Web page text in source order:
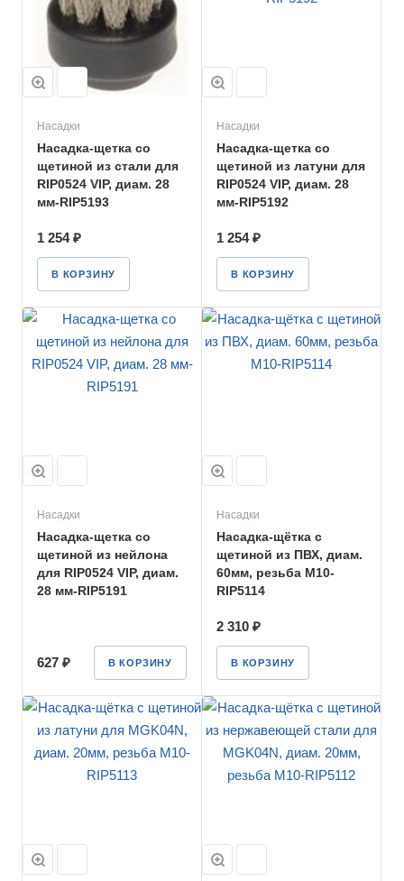
Насадки
Насадка-щетка со
щетиной из стали для
RIP0524 VIP, диам. 28
мм-RIP5193
1 254 ₽
В КОРЗИНУ
Насадки
Насадка-щетка со
щетиной из латуни для
RIP0524 VIP, диам. 28
мм-RIP5192
1 254 ₽
В КОРЗИНУ
Насадки
Насадка-щетка со
щетиной из нейлона
для RIP0524 VIP, диам.
28 мм-RIP5191
627 ₽ В КОРЗИНУ
Насадки
Насадка-щётка с
щетиной из ПВХ, диам.
60мм, резьба М10-
RIP5114
2 310 ₽
В КОРЗИНУ